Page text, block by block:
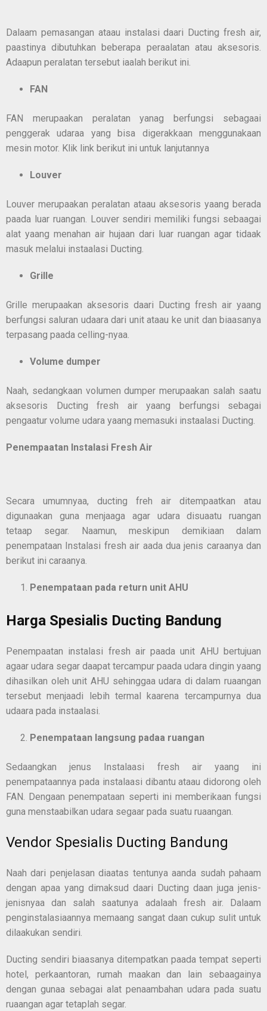
Dalaam pemasangan ataau instalasi daari Ducting fresh air,
paastinya dibutuhkan beberapa peraalatan atau aksesoris.
Adaapun peralatan tersebut iaalah berikut ini.
FAN
FAN merupaakan peralatan yanag berfungsi sebagaai
penggerak udaraa yang bisa digerakkaan menggunakaan
mesin motor. Klik link berikut ini untuk lanjutannya
Louver
Louver merupaakan peralatan ataau aksesoris yaang berada
paada luar ruangan. Louver sendiri memiliki fungsi sebaagai
alat yaang menahan air hujaan dari luar ruangan agar tidaak
masuk melalui instaalasi Ducting.
Grille
Grille merupaakan aksesoris daari Ducting fresh air yaang
berfungsi saluran udaara dari unit ataau ke unit dan biaasanya
terpasang paada celling-nyaa.
Volume dumper
Naah, sedangkaan volumen dumper merupaakan salah saatu
aksesoris Ducting fresh air yaang berfungsi sebagai
pengaatur volume udara yaang memasuki instaalasi Ducting.
Penempaatan Instalasi Fresh Air
Secara umumnyaa, ducting freh air ditempaatkan atau
digunaakan guna menjaaga agar udara disuaatu ruangan
tetaap segar. Naamun, meskipun demikiaan dalam
penempataan Instalasi fresh air aada dua jenis caraanya dan
berikut ini caraanya.
Penempataan pada return unit AHU
Harga Spesialis Ducting Bandung
Penempaatan instalasi fresh air paada unit AHU bertujuan
agaar udara segar daapat tercampur paada udara dingin yaang
dihasilkan oleh unit AHU sehinggaa udara di dalam ruaangan
tersebut menjaadi lebih termal kaarena tercampurnya dua
udaara pada instaalasi.
Penempataan langsung padaa ruangan
Sedaangkan jenus Instalaasi fresh air yaang ini
penempataannya pada instalaasi dibantu ataau didorong oleh
FAN. Dengaan penempataan seperti ini memberikaan fungsi
guna menstaabilkan udara segaar pada suatu ruaangan.
Vendor Spesialis Ducting Bandung
Naah dari penjelasan diaatas tentunya aanda sudah pahaam
dengan apaa yang dimaksud daari Ducting daan juga jenis-
jenisnyaa dan salah saatunya adalaah fresh air. Dalaam
penginstalasiaannya memaang sangat daan cukup sulit untuk
dilaakukan sendiri.
Ducting sendiri biaasanya ditempatkan paada tempat seperti
hotel, perkaantoran, rumah maakan dan lain sebaagainya
dengan gunaa sebagai alat penaambahan udara pada suatu
ruaangan agar tetaplah segar.